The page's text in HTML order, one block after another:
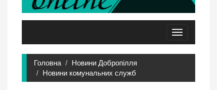
Toggle
navigation
Головна
Новини Добропілля
Новини комунальних служб